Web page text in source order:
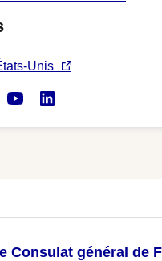
Unis
InstagramYoutube
Consulat général de